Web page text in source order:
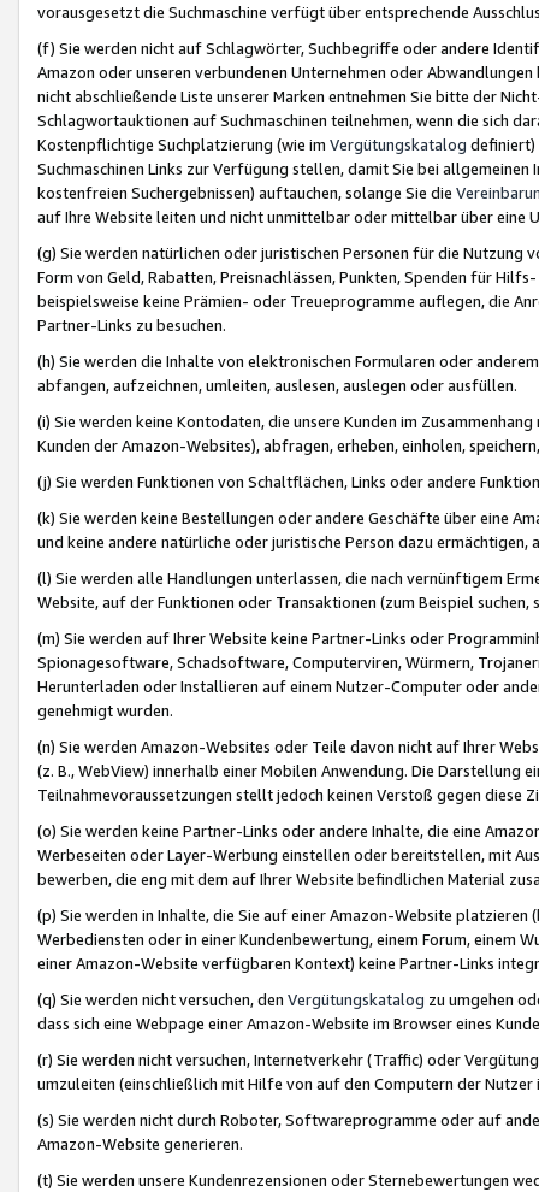
vorausgesetzt die Suchmaschine verfügt über entsprechende
(f) Sie werden nicht auf Schlagwörter, Suchbegriffe oder andere
Amazon oder unseren verbundenen Unternehmen oder
nicht abschließende Liste unserer Marken entnehmen Sie bitte der
Schlagwortauktionen auf Suchmaschinen teilnehmen, wenn die sich
Kostenpflichtige Suchplatzierung (wie im Vergütungskatalog definiert)
Suchmaschinen Links zur Verfügung stellen, damit Sie bei
kostenfreien Suchergebnissen) auftauchen, solange Sie die
auf Ihre Website leiten und nicht unmittelbar oder mittelbar über eine
(g) Sie werden natürlichen oder juristischen Personen für die Nutzung
Form von Geld, Rabatten, Preisnachlässen, Punkten, Spenden für
beispielsweise keine Prämien- oder Treueprogramme auflegen, die
Partner-Links zu besuchen.
(h) Sie werden die Inhalte von elektronischen Formularen oder
abfangen, aufzeichnen, umleiten, auslesen, auslegen oder ausfüllen.
(i) Sie werden keine Kontodaten, die unsere Kunden im
Kunden der Amazon-Websites), abfragen, erheben, einholen,
(j) Sie werden Funktionen von Schaltflächen, Links oder andere
(k) Sie werden keine Bestellungen oder andere Geschäfte über eine
und keine andere natürliche oder juristische Person dazu
(l) Sie werden alle Handlungen unterlassen, die nach vernünftigem
Website, auf der Funktionen oder Transaktionen (zum Beispiel
(m) Sie werden auf Ihrer Website keine Partner-Links oder
Spionagesoftware, Schadsoftware, Computerviren, Würmern,
Herunterladen oder Installieren auf einem Nutzer-Computer oder
genehmigt wurden.
(n) Sie werden Amazon-Websites oder Teile davon nicht auf Ihrer
(z. B., WebView) innerhalb einer Mobilen Anwendung. Die Darstellung
Teilnahmevoraussetzungen stellt jedoch keinen Verstoß gegen diese
(o) Sie werden keine Partner-Links oder andere Inhalte, die eine
Werbeseiten oder Layer-Werbung einstellen oder bereitstellen, mit
bewerben, die eng mit dem auf Ihrer Website befindlichen Material
(p) Sie werden in Inhalte, die Sie auf einer Amazon-Website
Werbediensten oder in einer Kundenbewertung, einem Forum, einem
einer Amazon-Website verfügbaren Kontext) keine Partner-Links
(q) Sie werden nicht versuchen, den Vergütungskatalog zu umgehen
dass sich eine Webpage einer Amazon-Website im Browser eines
(r) Sie werden nicht versuchen, Internetverkehr (Traffic) oder
umzuleiten (einschließlich mit Hilfe von auf den Computern der
(s) Sie werden nicht durch Roboter, Softwareprogramme oder auf
Amazon-Website generieren.
(t) Sie werden unsere Kundenrezensionen oder Sternebewertungen